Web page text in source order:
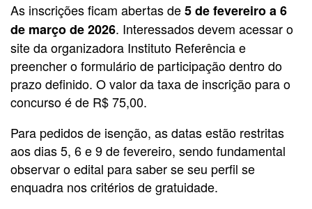
As inscrições ficam abertas de5 de fevereiro a 6
de março de 2026. Interessados devem acessar o
site da organizadora Instituto Referência e
preencher o formulário de participação dentro do
prazo definido. O valor da taxa de inscrição para o
concurso é de R$ 75,00.
Para pedidos de isenção, as datas estão restritas
aos dias 5, 6 e 9 de fevereiro, sendo fundamental
observar o edital para saber se seu perfil se
enquadra nos critérios de gratuidade.